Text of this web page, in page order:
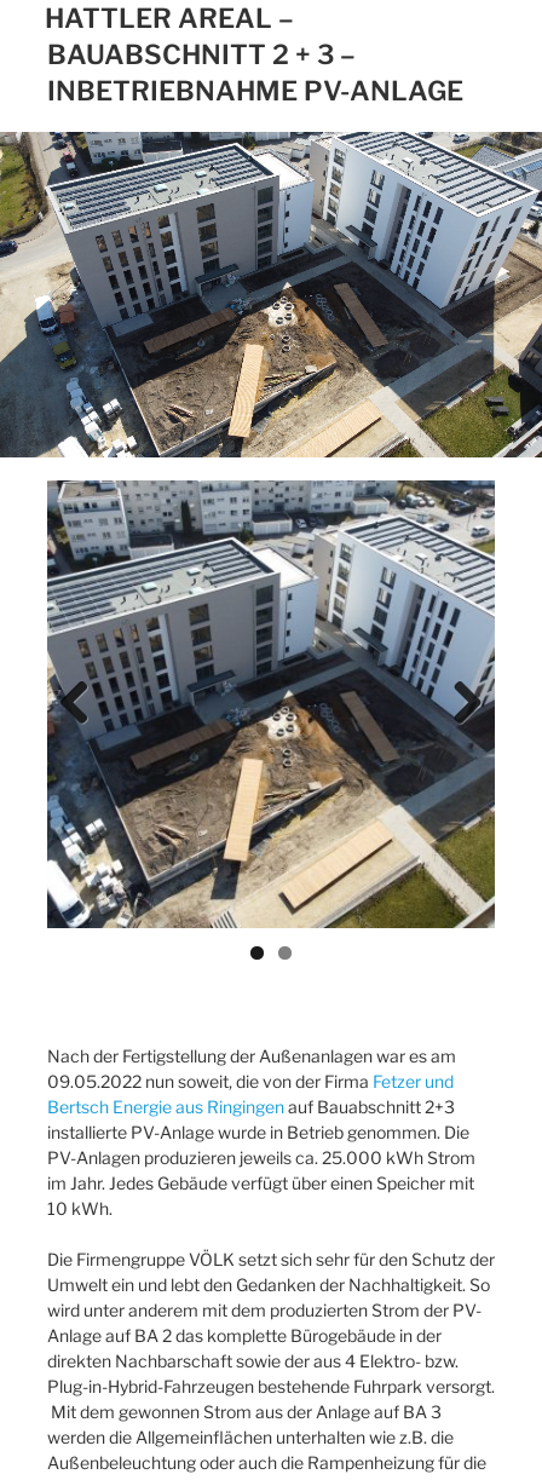
HATTLER AREAL –
BAUABSCHNITT 2 + 3 –
INBETRIEBNAHME PV-ANLAGE
Previ
ous
Next
Nach der Fertigstellung der Außenanlagen war es am
09.05.2022 nun soweit, die von der Firma Fetzer und
Bertsch Energie aus Ringingenauf Bauabschnitt 2+3
installierte PV-Anlage wurde in Betrieb genommen. Die
PV-Anlagen produzieren jeweils ca. 25.000 kWh Strom
im Jahr. Jedes Gebäude verfügt über einen Speicher mit
10 kWh.
Die Firmengruppe VÖLK setzt sich sehr für den Schutz der
Umwelt ein und lebt den Gedanken der Nachhaltigkeit. So
wird unter anderem mit dem produzierten Strom der PV-
Anlage auf BA 2 das komplette Bürogebäude in der
direkten Nachbarschaft sowie der aus 4 Elektro- bzw.
Plug-in-Hybrid-Fahrzeugen bestehende Fuhrpark versorgt.
Mit dem gewonnen Strom aus der Anlage auf BA 3
werden die Allgemeinflächen unterhalten wie z.B. die
Außenbeleuchtung oder auch die Rampenheizung für die